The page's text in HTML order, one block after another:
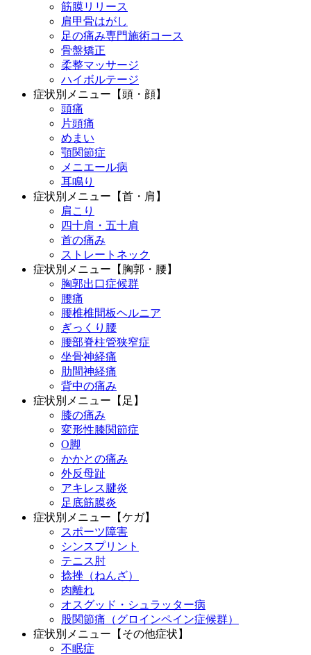
筋膜リリース
肩甲骨はがし
足の痛み専門施術コース
骨盤矯正
柔整マッサージ
ハイボルテージ
症状別メニュー【頭・顔】
頭痛
片頭痛
めまい
顎関節症
メニエール病
耳鳴り
症状別メニュー【首・肩】
肩こり
四十肩・五十肩
首の痛み
ストレートネック
症状別メニュー【胸郭・腰】
胸郭出口症候群
腰痛
腰椎椎間板ヘルニア
ぎっくり腰
腰部脊柱管狭窄症
坐骨神経痛
肋間神経痛
背中の痛み
症状別メニュー【足】
膝の痛み
変形性膝関節症
O脚
かかとの痛み
外反母趾
アキレス腱炎
足底筋膜炎
症状別メニュー【ケガ】
スポーツ障害
シンスプリント
テニス肘
捻挫（ねんざ）
肉離れ
オスグッド・シュラッター病
股関節痛（グロインペイン症候群）
症状別メニュー【その他症状】
不眠症